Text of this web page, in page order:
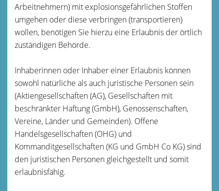
Arbeitnehmern) mit explosionsgefährlichen Stoffen
umgehen oder diese verbringen (transportieren)
wollen, benötigen Sie hierzu eine Erlaubnis der örtlich
zuständigen Behörde.
Inhaberinnen oder Inhaber einer Erlaubnis können
sowohl natürliche als auch juristische Personen sein
(Aktiengesellschaften (AG), Gesellschaften mit
beschränkter Haftung (GmbH), Genossenschaften,
Vereine, Länder und Gemeinden). Offene
Handelsgesellschaften (OHG) und
Kommanditgesellschaften (KG und GmbH Co KG) sind
den juristischen Personen gleichgestellt und somit
erlaubnisfähig.